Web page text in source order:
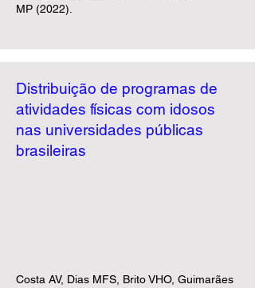
MP (2022).​​​
Distribuição de programas de
atividades físicas com idosos
nas universidades públicas
brasileiras
Costa AV, Dias MFS, Brito VHO, Guimarães